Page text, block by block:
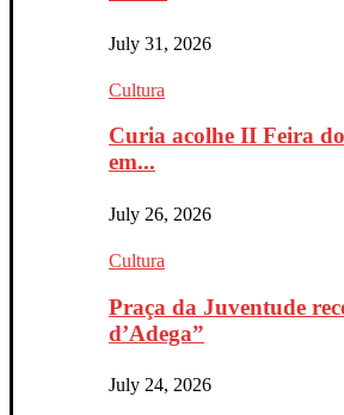
July 31, 2026
Cultura
Curia acolhe II Feira
em...
July 26, 2026
Cultura
Praça da Juventude
d’Adega”
July 24, 2026